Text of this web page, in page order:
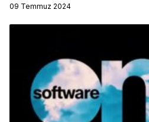
09 Temmuz 2024